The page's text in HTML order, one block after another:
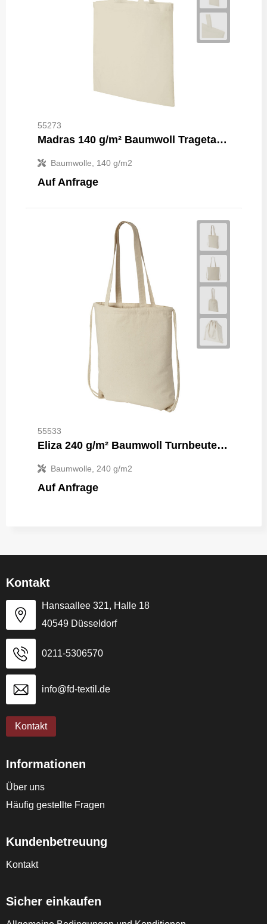
55273
Madras 140 g/m² Baumwoll Tragetasche 7L
Baumwolle, 140 g/m2
Auf Anfrage
55533
Eliza 240 g/m² Baumwoll Turnbeutel 6L
Baumwolle, 240 g/m2
Auf Anfrage
Kontakt
Hansaallee 321, Halle 18
40549 Düsseldorf
0211-5306570
info@fd-textil.de
Kontakt
Informationen
Über uns
Häufig gestellte Fragen
Kundenbetreuung
Kontakt
Sicher einkaufen